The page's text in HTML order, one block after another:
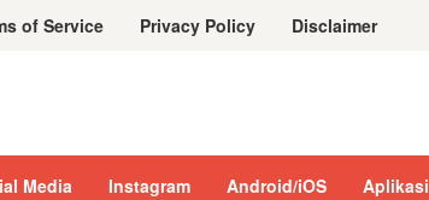
of Service Privacy Policy Disclaimer
Media Instagram Android/iOS Aplikasi